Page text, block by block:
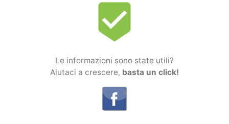
beenhere
Le informazioni sono state utili?
Aiutaci a crescere, basta un click!